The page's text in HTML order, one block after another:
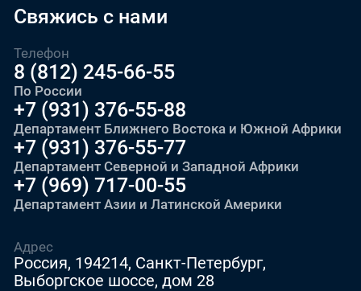
Свяжись с нами
Телефон
8 (812) 245-66-55
По России
+7 (931) 376-55-88
Департамент Ближнего Востока и Южной Африки
+7 (931) 376-55-77
Департамент Северной и Западной Африки
+7 (969) 717-00-55
Департамент Азии и Латинской Америки
Адрес
Россия, 194214, Санкт-Петербург,
Выборгское шоссе, дом 28